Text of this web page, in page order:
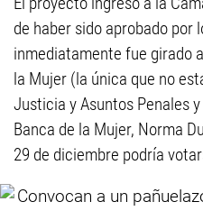
de haber sido aprobado por
inmediatamente fue girado
la Mujer (la única que no
Justicia y Asuntos Penales
Banca de la Mujer, Norma
29 de diciembre podría